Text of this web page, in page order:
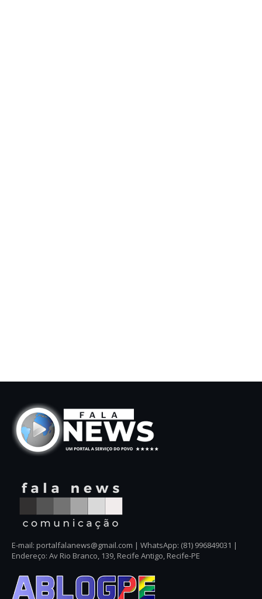
E-mail: portalfalanews@gmail.com | WhatsApp: (81) 996849031 |
Endereço: Av Rio Branco, 139, Recife Antigo, Recife-PE